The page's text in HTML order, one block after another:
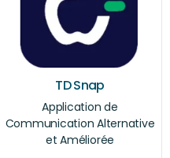
TD Snap
Application de
Communication Alternative
et Améliorée